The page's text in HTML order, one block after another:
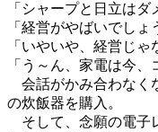
「シャープと日立はダ
「経営がやばいでしょ
「いやいや、経営じゃ
「う～ん、家電は今、
会話がかみ合わなく
の炊飯器を購入。
そして、念願の電子